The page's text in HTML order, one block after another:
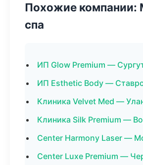
Похожие компании:
спа
ИП Glow Premium —
ИП Esthetic Body —
Клиника Velvet Med —
Клиника Silk Premium —
Center Harmony Laser —
Center Luxe Premium —